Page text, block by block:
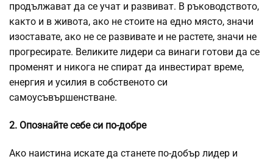
продължават да се учат и развиват. В ръководството,
както и в живота, ако не стоите на едно място, значи
изоставате, ако не се развивате и не растете, значи не
прогресирате. Великите лидери са винаги готови да се
променят и никога не спират да инвестират време,
енергия и усилия в собственото си
самоусъвършенстване.
2. Опознайте себе си по-добре
Ако наистина искате да станете по-добър лидер и